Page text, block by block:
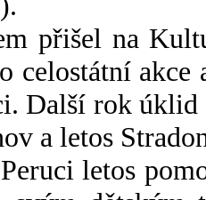
přišel na
celostátní
Další rok
a letos
letos